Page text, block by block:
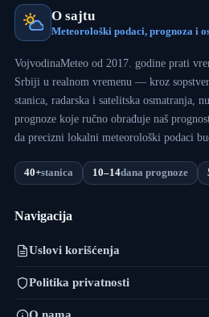
O sajtu
Meteorološki podaci, prognoza i
VojvodinaMeteo od 2017. godine prati
Srbiji u realnom vremenu — kroz
stanica, radarska i satelitska osmatranja,
prognoze koje ručno obrađuje naš
da precizni lokalni meteorološki podaci
40+stanica 10–14dana prognoze
Navigacija
Uslovi korišćenja
Politika privatnosti